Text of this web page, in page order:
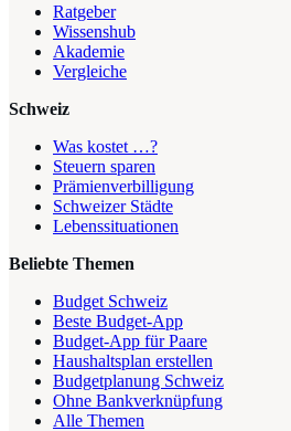
Ratgeber
Wissenshub
Akademie
Vergleiche
Schweiz
Was kostet …?
Steuern sparen
Prämienverbilligung
Schweizer Städte
Lebenssituationen
Beliebte Themen
Budget Schweiz
Beste Budget-App
Budget-App für Paare
Haushaltsplan erstellen
Budgetplanung Schweiz
Ohne Bankverknüpfung
Alle Themen